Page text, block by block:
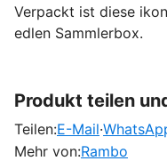
Verpackt ist diese
edlen Sammlerbox.
Produkt teilen
Teilen:E-Mail·
Mehr von:Rambo